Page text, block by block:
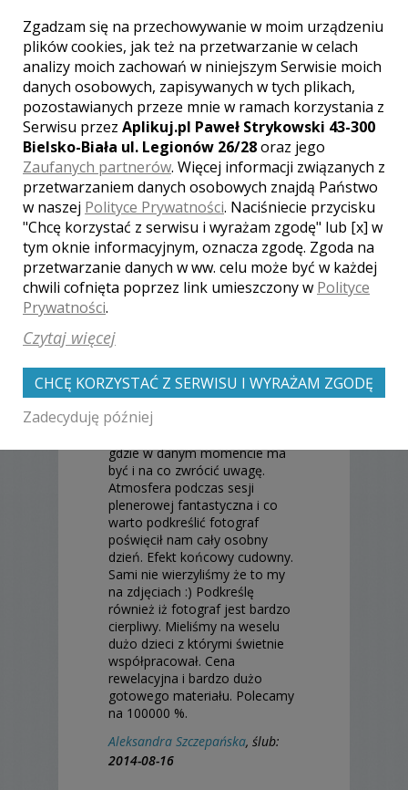
Paulina i Tomasz, ślub:2018-09-
08
Serdecznie polecamy Tomasza!
Zdjęcia są świetne, a jego praca
w trakcie ślubu i przyjęcia
bardzo profesjonalna.
Oglądając reportaż buźki nam
się cały czas uśmiechają :) No i
wśród wszystkich zdjęć mamy
kilka na prawdę fantastycznych,
prawdziwych perełek ;) Estera i
Mateusz Przenzakowie
Estera Bożek i Mateusz Przenzak,
ślub:2015-08-22
Nie mogliśmy wybrać lepiej.
Przed ślubem spotkanie, gdzie
można było ustalić wszelkie
szczegóły,które w dniu ślubu
były realizowane. Obecność
fotografa praktycznie
gdzie w danym momencie ma
być i na co zwrócić uwagę.
Atmosfera podczas sesji
plenerowej fantastyczna i co
warto podkreślić fotograf
poświęcił nam cały osobny
dzień. Efekt końcowy cudowny.
Sami nie wierzyliśmy że to my
na zdjęciach :) Podkreślę
również iż fotograf jest bardzo
cierpliwy. Mieliśmy na weselu
dużo dzieci z którymi świetnie
współpracował. Cena
rewelacyjna i bardzo dużo
gotowego materiału. Polecamy
na 100000 %.
Aleksandra Szczepańska, ślub:
2014-08-16
Zgadzam się na przechowywanie w moim urządzeniu
plików cookies, jak też na przetwarzanie w celach
analizy moich zachowań w niniejszym Serwisie moich
danych osobowych, zapisywanych w tych plikach,
pozostawianych przeze mnie w ramach korzystania z
Serwisu przez Aplikuj.pl Paweł Strykowski 43-300
Bielsko-Biała ul. Legionów 26/28oraz jego
Zaufanych partnerów. Więcej informacji związanych z
przetwarzaniem danych osobowych znajdą Państwo
w naszej Polityce Prywatności. Naciśniecie przycisku
"Chcę korzystać z serwisu i wyrażam zgodę" lub [x] w
tym oknie informacyjnym, oznacza zgodę. Zgoda na
przetwarzanie danych w ww. celu może być w każdej
chwili cofnięta poprzez link umieszczony w Polityce
Prywatności.
Czytaj więcej
CHCĘ KORZYSTAĆ Z SERWISU I WYRAŻAM ZGODĘ
Zadecyduję później